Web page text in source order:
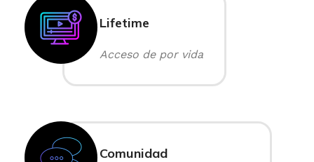
Lifetime
Acceso de por vida
Comunidad